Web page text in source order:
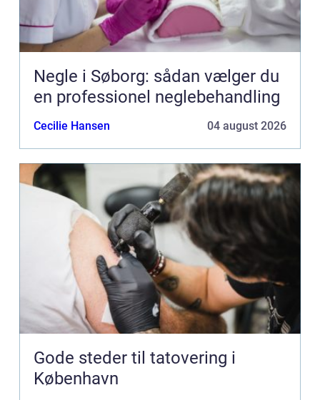
Negle i Søborg: sådan vælger du
en professionel neglebehandling
Cecilie Hansen 04 august 2026
Gode steder til tatovering i
København